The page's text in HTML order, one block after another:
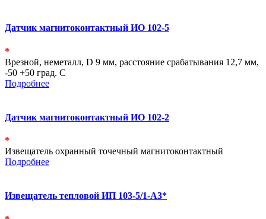
Датчик магнитоконтактный ИО 102-5
*
Врезной, неметалл, D 9 мм, расстояние срабатывания 12,7 мм,
-50 +50 град. С
Подробнее
Датчик магнитоконтактный ИО 102-2
*
Извещатель охранный точечный магнитоконтактный
Подробнее
Извещатель тепловой ИП 103-5/1-А3*